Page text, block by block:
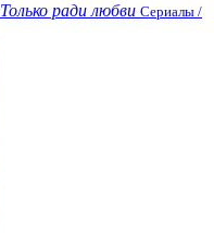
Только ради любви Сериалы /